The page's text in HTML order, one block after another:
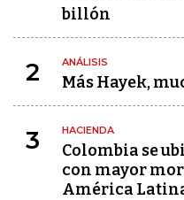
billón
2 ANÁLISIS
Más Hayek,
3 HACIENDA
Colombia se
con mayor
América